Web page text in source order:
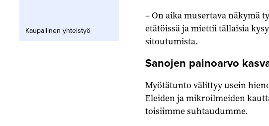
– On aika musertava näkymä
etätöissä ja miettii tällaisia
sitoutumista.
Sanojen painoarvo
Myötätunto välittyy usein
Eleiden ja mikroilmeiden
toisiimme suhtaudumme.
Kaupallinen yhteistyö